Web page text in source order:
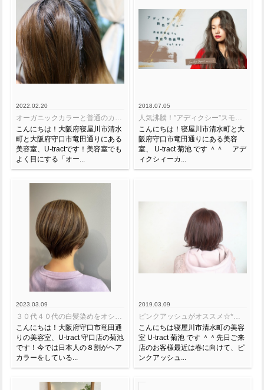
2022.02.20
オーガニックカラーと普通のカラーは何が違う？
こんにちは！大阪府寝屋川市清水
町と大阪府守口市竜田通りにある
美容室、U-tractです！美容室でも
よく目にする「オー...
2018.07.05
人気沸騰！”アディクシー”スモーキートパーズ 【寝屋川 U-tract】
こんにちは！寝屋川市清水町と大
阪府守口市竜田通りにある美容
室、 U-tract 菊池 です ＾＾ アデ
ィクシィーカ...
2023.03.09
３０代４０代の白髪染めをオシャレに楽しむ♪*☆オシャレ白髪染め☆*
こんにちは！大阪府守口市竜田通
りの美容室、U-tract 守口店の菊池
です！今では日本人の８割がヘア
カラーをしている...
2019.03.09
ピンクアッシュがオススメ☆* 【イルミナカラー】
こんにちは寝屋川市清水町の美容
室 U-tract 菊池 です ＾＾先日ご来
店のお客様最近は春に向けて、ピ
ンクアッシュ...